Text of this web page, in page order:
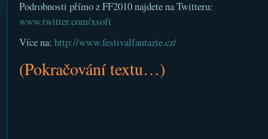
Podrobnosti přímo z FF2010 najdete na Twitteru:
www.twitter.com/xsoft
Více na: http://www.festivalfantazie.cz/
(Pokračování textu…)